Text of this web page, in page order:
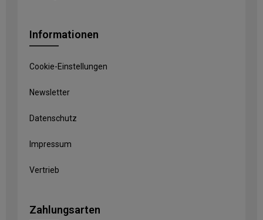
Informationen
Cookie-Einstellungen
Newsletter
Datenschutz
Impressum
Vertrieb
Zahlungsarten